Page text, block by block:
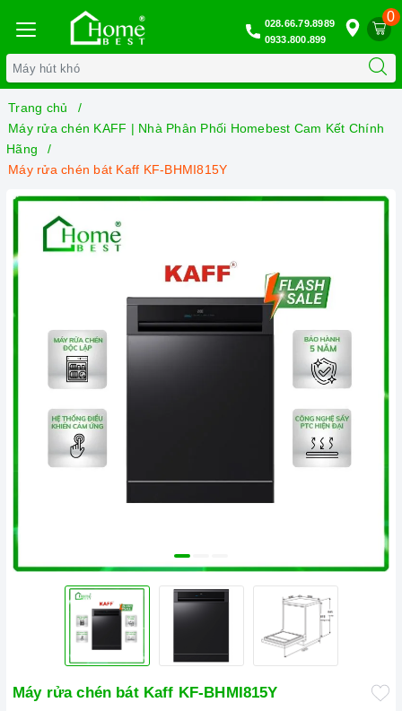
0
028.66.79.8989
0933.800.899
Trang chủ
Máy rửa chén KAFF | Nhà Phân Phối Homebest Cam Kết Chính
Hãng
Máy rửa chén bát Kaff KF-BHMI815Y
Máy rửa chén bát Kaff KF-BHMI815Y